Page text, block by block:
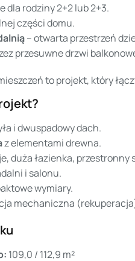
dla rodziny 2+2 lub 2+3.
części domu.
– otwarta przestrzeń
przesuwne drzwi
to projekt, który
i dwuspadowy dach.
z elementami drewna.
duża łazienka, przestronny
i salonu.
wymiary.
mechaniczna
109,0 / 112,9 m²